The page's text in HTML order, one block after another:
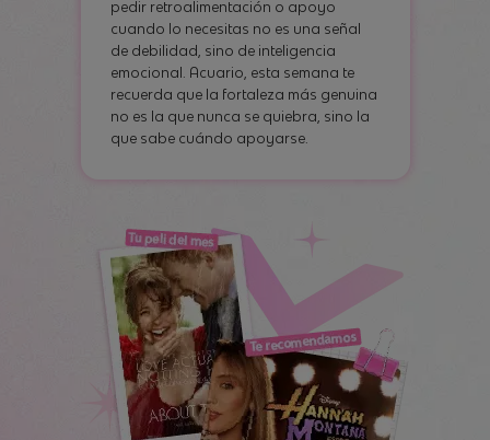
pedir retroalimentación o apoyo
cuando lo necesitas no es una señal
de debilidad, sino de inteligencia
emocional. Acuario, esta semana te
recuerda que la fortaleza más genuina
no es la que nunca se quiebra, sino la
que sabe cuándo apoyarse.